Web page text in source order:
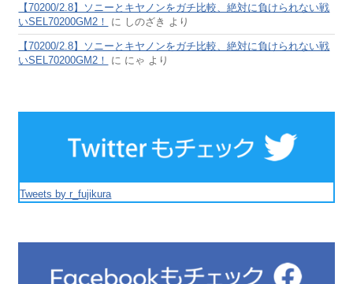
【70200/2.8】ソニーとキヤノンをガチ比較、絶対に負けられない戦
いSEL70200GM2！
に しのざき より
【70200/2.8】ソニーとキヤノンをガチ比較、絶対に負けられない戦
いSEL70200GM2！
に にゃ より
Tweets by r_fujikura